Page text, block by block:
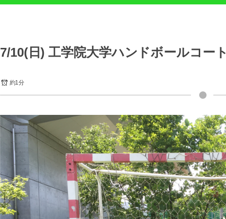
7/10(日) 工学院大学ハンドボールコー
約1分